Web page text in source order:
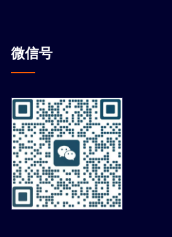
微信号